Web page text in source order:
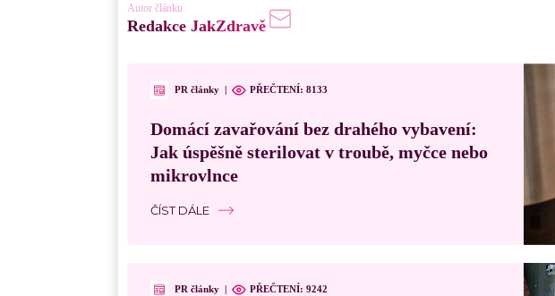
Autor článku
Redakce JakZdravě
PR články | PŘEČTENÍ: 8133
Domácí zavařování bez drahého vybavení:
Jak úspěšně sterilovat v troubě, myčce nebo
mikrovlnce
ČÍST DÁLE
PR články | PŘEČTENÍ: 9242